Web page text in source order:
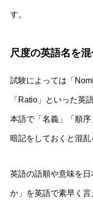
す。
尺度の英語名を
試験によっては「
「Ratio」といった英
本語で「名義」「順
暗記をしておくと混乱
英語の語順や意味を
か」を英語で素早く